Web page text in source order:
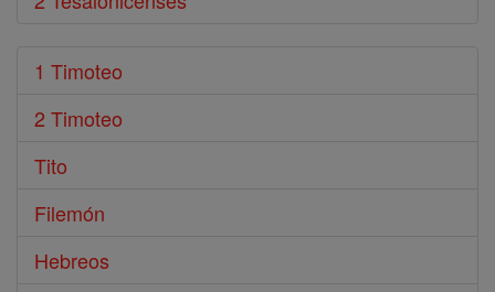
1 Timoteo
2 Timoteo
Tito
Filemón
Hebreos